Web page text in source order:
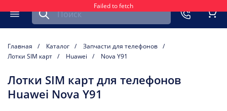
Failed to fetch
Меню
Найти запчасть для мобильного устройства
Главная Каталог
Запчасти для телефонов
Лотки SIM карт
Huawei Nova Y91
Лотки SIM карт для телефонов
Huawei Nova Y91